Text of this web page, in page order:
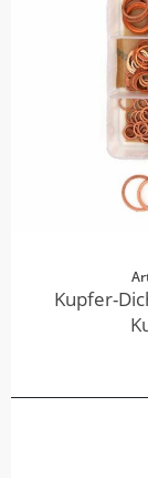
Kupfer-